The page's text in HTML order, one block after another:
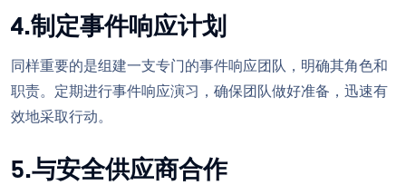
4.制定事件响应计划
同样重要的是组建一支专门的事件响应团队，明确其角色和
职责。定期进行事件响应演习，确保团队做好准备，迅速有
效地采取行动。
5.与安全供应商合作